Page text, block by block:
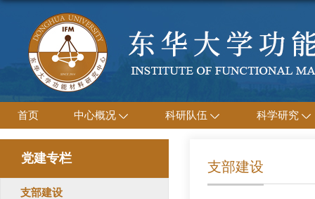
首页 中心概况 科研队伍 科学研究
党建专栏
支部建设
支部建设